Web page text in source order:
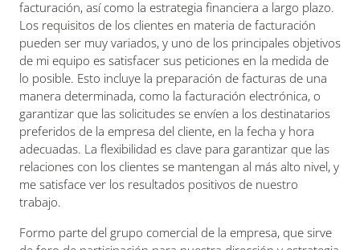
facturación, así como la estrategia financiera a largo plazo.
Los requisitos de los clientes en materia de facturación
pueden ser muy variados, y uno de los principales objetivos
de mi equipo es satisfacer sus peticiones en la medida de
lo posible. Esto incluye la preparación de facturas de una
manera determinada, como la facturación electrónica, o
garantizar que las solicitudes se envíen a los destinatarios
preferidos de la empresa del cliente, en la fecha y hora
adecuadas. La flexibilidad es clave para garantizar que las
relaciones con los clientes se mantengan al más alto nivel, y
me satisface ver los resultados positivos de nuestro
trabajo.
Formo parte del grupo comercial de la empresa, que sirve